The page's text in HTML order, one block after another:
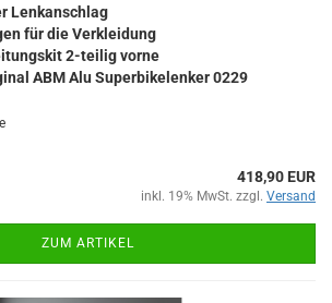
Lenkanschlag
für die Verkleidung
2-teilig vorne
ABM Alu Superbikelenker 0229
418,90 EUR
inkl. 19% MwSt. zzgl. Versand
ZUM ARTIKEL